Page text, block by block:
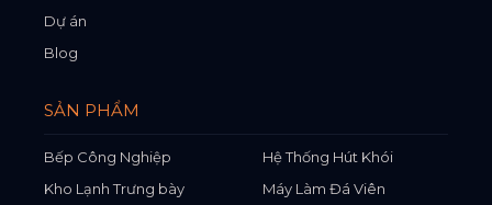
Dự án
Blog
SẢN PHẨM
Bếp Công Nghiệp
Hệ Thống Hút Khói
Kho Lạnh Trưng bày
Máy Làm Đá Viên